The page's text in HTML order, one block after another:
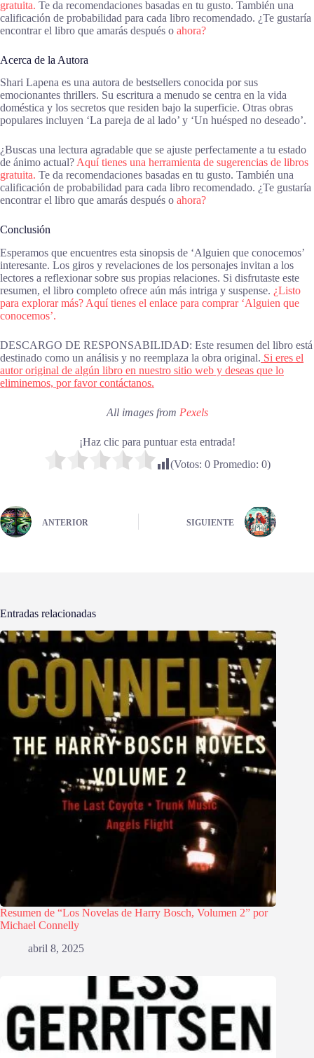
gratuita. Te da recomendaciones basadas en tu gusto. También una
calificación de probabilidad para cada libro recomendado. ¿Te gustaría
encontrar el libro que amarás después o ahora?
Acerca de la Autora
Shari Lapena es una autora de bestsellers conocida por sus
emocionantes thrillers. Su escritura a menudo se centra en la vida
doméstica y los secretos que residen bajo la superficie. Otras obras
populares incluyen ‘La pareja de al lado’ y ‘Un huésped no deseado’.
¿Buscas una lectura agradable que se ajuste perfectamente a tu estado
de ánimo actual? Aquí tienes una herramienta de sugerencias de libros
gratuita. Te da recomendaciones basadas en tu gusto. También una
calificación de probabilidad para cada libro recomendado. ¿Te gustaría
encontrar el libro que amarás después o ahora?
Conclusión
Esperamos que encuentres esta sinopsis de ‘Alguien que conocemos’
interesante. Los giros y revelaciones de los personajes invitan a los
lectores a reflexionar sobre sus propias relaciones. Si disfrutaste este
resumen, el libro completo ofrece aún más intriga y suspense. ¿Listo
para explorar más? Aquí tienes el enlace para comprar ‘Alguien que
conocemos’.
DESCARGO DE RESPONSABILIDAD: Este resumen del libro está
destinado como un análisis y no reemplaza la obra original. Si eres el
autor original de algún libro en nuestro sitio web y deseas que lo
eliminemos, por favor contáctanos.
All images from Pexels
¡Haz clic para puntuar esta entrada!
(Votos: 0Promedio: 0)
ANTERIOR SIGUIENTE
Entradas relacionadas
Resumen de “Los Novelas de Harry Bosch, Volumen 2” por
Michael Connelly
abril 8, 2025